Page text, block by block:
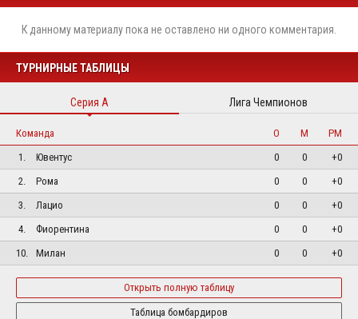
К данному материалу пока не оставлено ни одного комментария.
ТУРНИРНЫЕ ТАБЛИЦЫ
Серия А Лига Чемпионов
Команда О М
РМ
1.
Ювентус 0 0
+0
2.
Рома 0 0
+0
3.
Лацио 0 0
+0
4.
Фиорентина 0 0
+0
10.
Милан 0 0 +0
Открыть полную таблицу
Таблица бомбардиров